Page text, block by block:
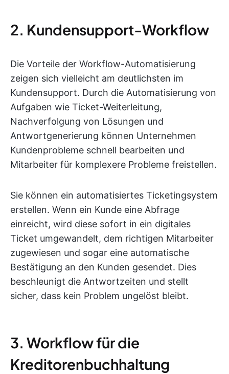
2. Kundensupport-Workflow
Die Vorteile der Workflow-Automatisierung
zeigen sich vielleicht am deutlichsten im
Kundensupport. Durch die Automatisierung von
Aufgaben wie Ticket-Weiterleitung,
Nachverfolgung von Lösungen und
Antwortgenerierung können Unternehmen
Kundenprobleme schnell bearbeiten und
Mitarbeiter für komplexere Probleme freistellen.
Sie können ein automatisiertes Ticketingsystem
erstellen. Wenn ein Kunde eine Abfrage
einreicht, wird diese sofort in ein digitales
Ticket umgewandelt, dem richtigen Mitarbeiter
zugewiesen und sogar eine automatische
Bestätigung an den Kunden gesendet. Dies
beschleunigt die Antwortzeiten und stellt
sicher, dass kein Problem ungelöst bleibt.
3. Workflow für die
Kreditorenbuchhaltung